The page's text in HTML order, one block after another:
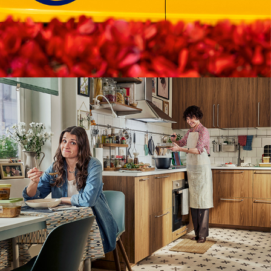
IKEA
NOVEDADES